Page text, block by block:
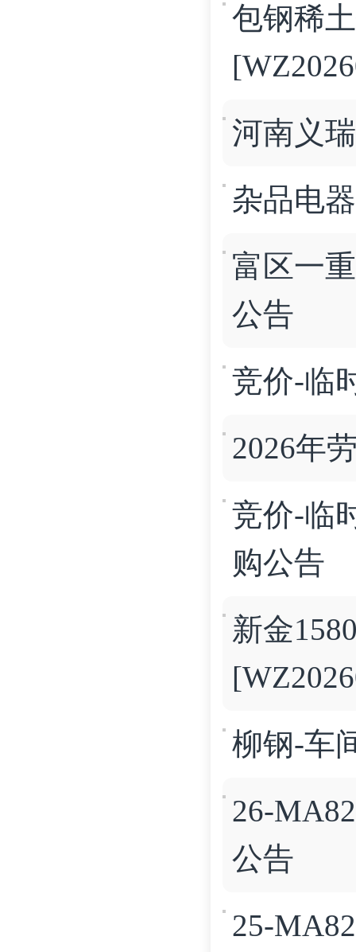
包钢稀
河南义
杂品电
富区一
公告
竞价-临
2026年
竞价-临
购公告
新金
柳钢-车
26-
公告
25-